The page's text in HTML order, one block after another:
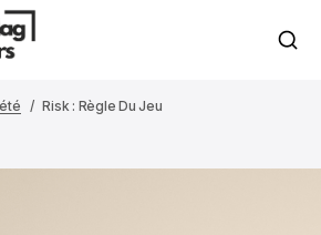
Risk : Règle Du Jeu